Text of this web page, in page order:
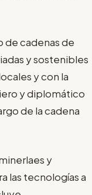
de cadenas de
y sostenibles
y con la
y diplomático
de la cadena
y
las tecnologías a